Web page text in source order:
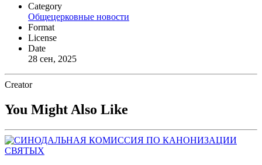
Category
Общецерковные новости
Format
License
Date
28 сен, 2025
Creator
You Might Also Like